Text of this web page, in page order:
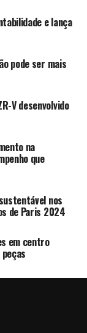
e lança
pode ser mais
V desenvolvido
na
que
nos
de Paris 2024
em centro